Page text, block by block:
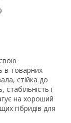
в товарних
стійка до
стабільність і
на хороший
гібридів для